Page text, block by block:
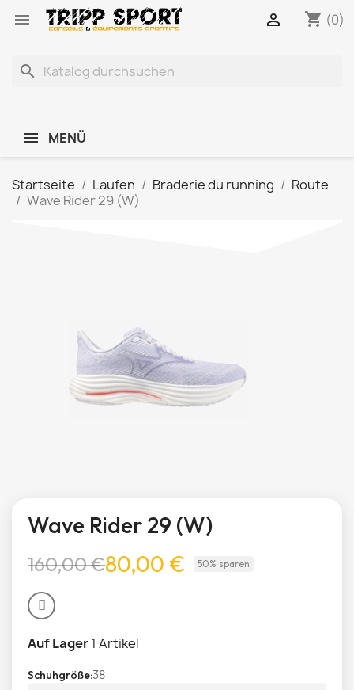
 shopping_cart (0)

search
MENÜ
Startseite Laufen Braderie du running
Route
Wave Rider 29 (W)
Wave Rider 29 (W)
160,00 €80,00 € 50% sparen
Auf Lager1 Artikel
Schuhgröße 38